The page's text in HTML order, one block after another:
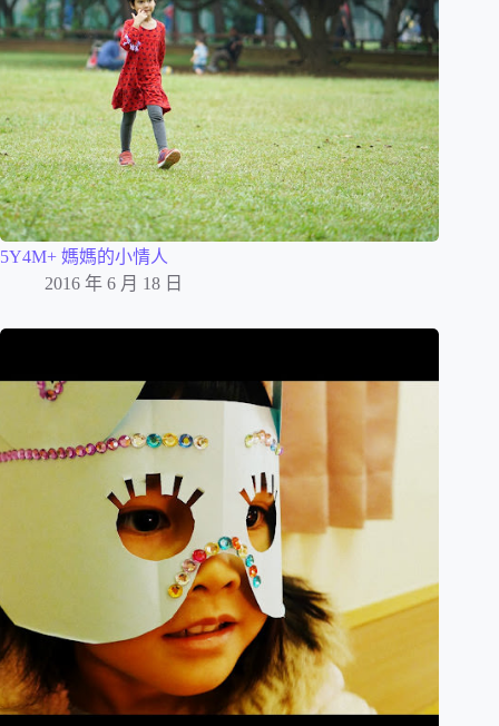
5Y4M+ 媽媽的小情人
2016 年 6 月 18 日